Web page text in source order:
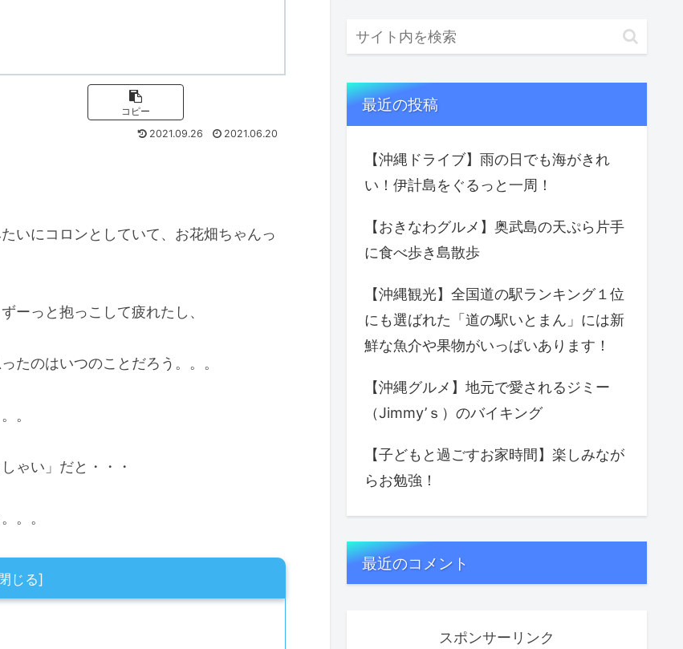
コピー
2021.09.26
2021.06.20
いにコロンとしていて、お花畑ちゃんっ
ーっと抱っこして疲れたし、
たのはいつのことだろう。。。
。
ゃい」だと・・・
。。
最近の投稿
【沖縄ドライブ】雨の日でも海がきれ
い！伊計島をぐるっと一周！
【おきなわグルメ】奥武島の天ぷら片手
に食べ歩き島散歩
【沖縄観光】全国道の駅ランキング１位
にも選ばれた「道の駅いとまん」には新
鮮な魚介や果物がいっぱいあります！
【沖縄グルメ】地元で愛されるジミー
（Jimmy’ｓ）のバイキング
【子どもと過ごすお家時間】楽しみなが
らお勉強！
最近のコメント
スポンサーリンク